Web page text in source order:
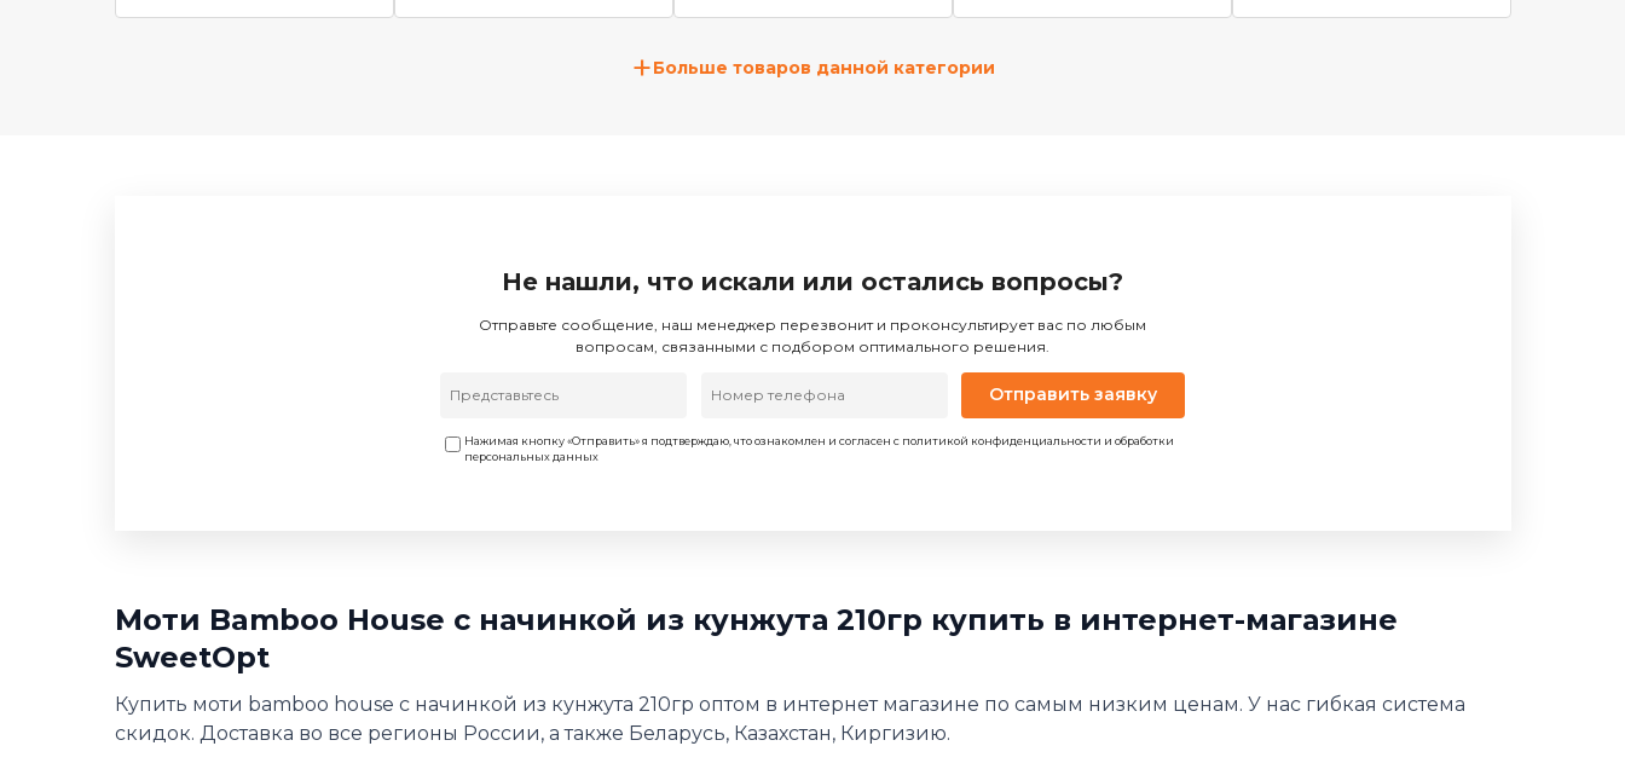
+Больше товаров данной категории
Не нашли, что искали или остались вопросы?
Отправьте сообщение, наш менеджер перезвонит и проконсультирует вас по любым
вопросам, связанными с подбором оптимального решения.
Отправить заявку
Нажимая кнопку «Отправить» я подтверждаю, что ознакомлен и согласен с политикой конфиденциальности и обработки
персональных данных
Моти Bamboo House с начинкой из кунжута 210гр купить в интернет-магазине
SweetOpt
Купить моти bamboo house с начинкой из кунжута 210гр оптом в интернет магазине по самым низким ценам. У нас гибкая система
скидок. Доставка во все регионы России, а также Беларусь, Казахстан, Киргизию.